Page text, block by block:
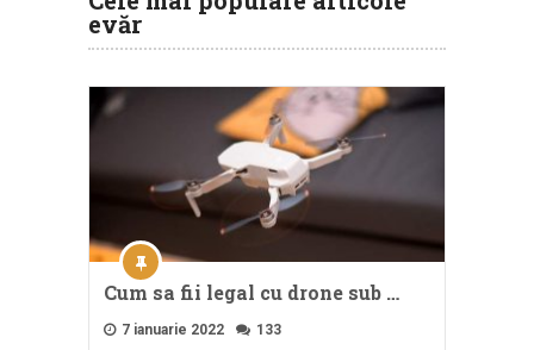
evăr
Cum sa fii legal cu drone sub …
7 ianuarie 2022 133